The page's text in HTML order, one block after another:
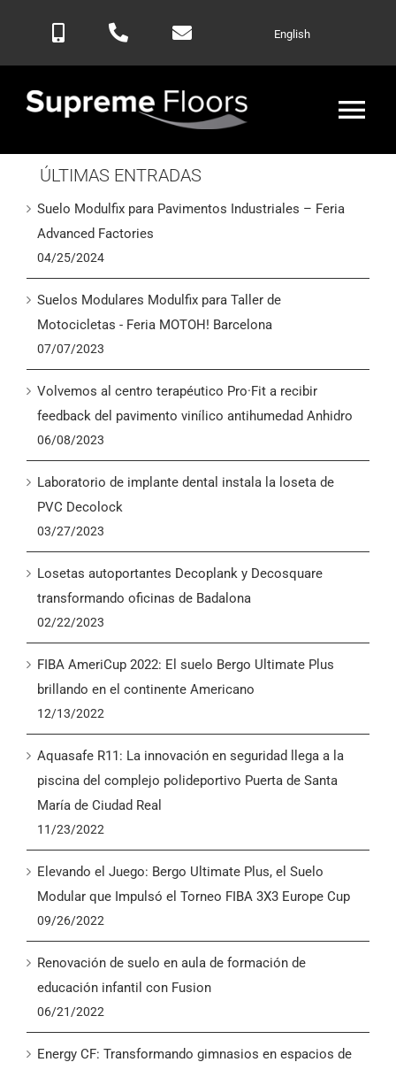
English
Inicio
Productos
Contactar
English
ÚLTIMAS ENTRADAS
Suelo Modulfix para Pavimentos Industriales – Feria
Advanced Factories
04/25/2024
Suelos Modulares Modulfix para Taller de
Motocicletas - Feria MOTOH! Barcelona
07/07/2023
Volvemos al centro terapéutico Pro·Fit a recibir
feedback del pavimento vinílico antihumedad Anhidro
06/08/2023
Laboratorio de implante dental instala la loseta de
PVC Decolock
03/27/2023
Losetas autoportantes Decoplank y Decosquare
transformando oficinas de Badalona
02/22/2023
FIBA AmeriCup 2022: El suelo Bergo Ultimate Plus
brillando en el continente Americano
12/13/2022
Aquasafe R11: La innovación en seguridad llega a la
piscina del complejo polideportivo Puerta de Santa
María de Ciudad Real
11/23/2022
Elevando el Juego: Bergo Ultimate Plus, el Suelo
Modular que Impulsó el Torneo FIBA 3X3 Europe Cup
09/26/2022
Renovación de suelo en aula de formación de
educación infantil con Fusion
06/21/2022
Energy CF: Transformando gimnasios en espacios de